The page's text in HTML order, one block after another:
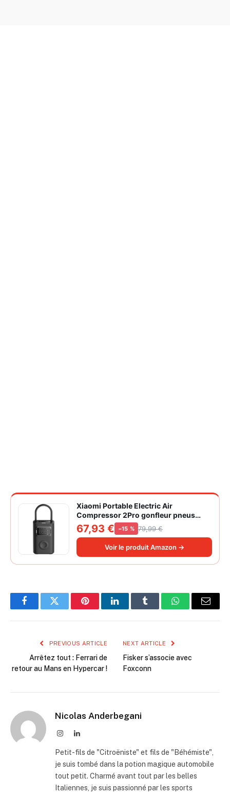
Xiaomi Portable Electric Air
Compressor 2Pro gonfleur pneus
voiture | ±1PSI Contrôle pression
pneus, 45s gonflage rapide, batterie
longue durée, avec éclairage, grand
cylindre à air 27 mm
67,93 € −15 % 79,99 €
Voir le produit Amazon →
FacebookTwitter PinterestLinkedInTumblr WhatsAppEmail
PREVIOUS ARTICLE
Arrêtez tout : Ferrari de
retour au Mans en Hypercar !
NEXT ARTICLE
Fisker s’associe avec
Foxconn
Nicolas Anderbegani
InstagramLinkedIn
Petit-fils de "Citroëniste" et fils de "Béhémiste",
je suis tombé dans la potion magique automobile
tout petit. Charmé avant tout par les belles
Italiennes, je suis passionné par les sports